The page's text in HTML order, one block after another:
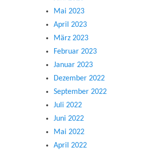
Mai 2023
April 2023
März 2023
Februar 2023
Januar 2023
Dezember 2022
September 2022
Juli 2022
Juni 2022
Mai 2022
April 2022